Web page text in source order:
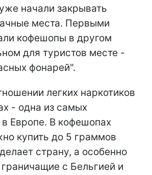
начали закрывать
места. Первыми
кофешопы в другом
для туристов месте -
фонарей".
легких наркотиков
- одна из самых
Европе. В кофешопах
купить до 5 граммов
страну, а особенно
с Бельгией и